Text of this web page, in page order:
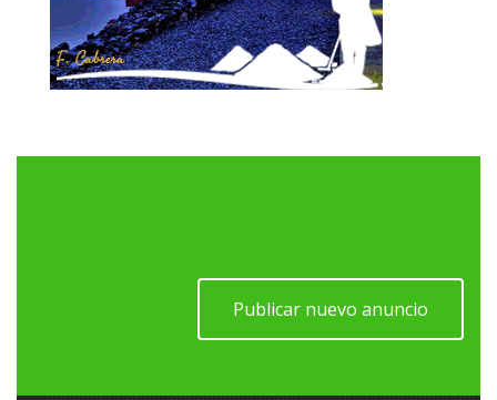
Publicar nuevo anuncio